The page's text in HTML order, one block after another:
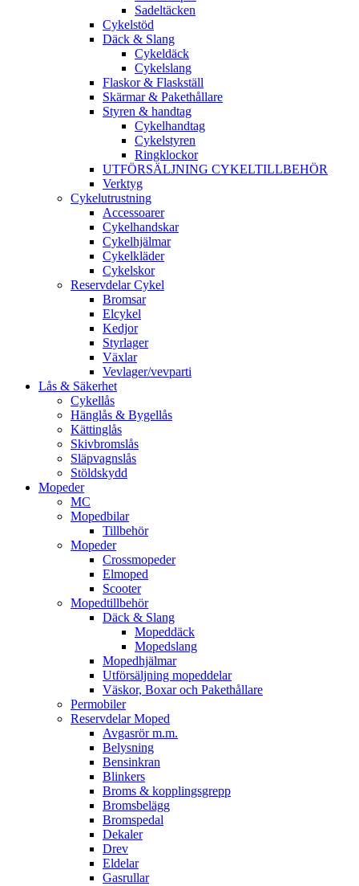
Sadeltäcken
Cykelstöd
Däck & Slang
Cykeldäck
Cykelslang
Flaskor & Flaskställ
Skärmar & Pakethållare
Styren & handtag
Cykelhandtag
Cykelstyren
Ringklockor
UTFÖRSÄLJNING CYKELTILLBEHÖR
Verktyg
Cykelutrustning
Accessoarer
Cykelhandskar
Cykelhjälmar
Cykelkläder
Cykelskor
Reservdelar Cykel
Bromsar
Elcykel
Kedjor
Styrlager
Växlar
Vevlager/vevparti
Lås & Säkerhet
Cykellås
Hänglås & Bygellås
Kättinglås
Skivbromslås
Släpvagnslås
Stöldskydd
Mopeder
MC
Mopedbilar
Tillbehör
Mopeder
Crossmopeder
Elmoped
Scooter
Mopedtillbehör
Däck & Slang
Mopeddäck
Mopedslang
Mopedhjälmar
Utförsäljning mopeddelar
Väskor, Boxar och Pakethållare
Permobiler
Reservdelar Moped
Avgasrör m.m.
Belysning
Bensinkran
Blinkers
Broms & kopplingsgrepp
Bromsbelägg
Bromspedal
Dekaler
Drev
Eldelar
Gasrullar